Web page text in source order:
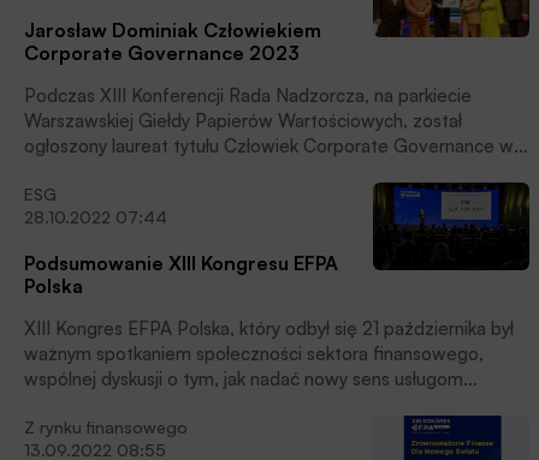
Jarosław Dominiak Człowiekiem
Corporate Governance 2023
Podczas XIII Konferencji Rada Nadzorcza, na parkiecie
Warszawskiej Giełdy Papierów Wartościowych, został
ogłoszony laureat tytułu Człowiek Corporate Governance w
Jarosław Dominiak, prezes Stowarzyszenia Inwestorów
Indywidualnych.
ESG
28.10.2022 07:44
Podsumowanie XIII Kongresu EFPA
Polska
XIII Kongres EFPA Polska, który odbył się 21 października był
ważnym spotkaniem społeczności sektora finansowego,
wspólnej dyskusji o tym, jak nadać nowy sens usługom
wszechogarniających nas zagrożeń, klimatycznych,
politycznych i społecznych, podkreślają w komunikacie
Z rynku finansowego
13.09.2022 08:55